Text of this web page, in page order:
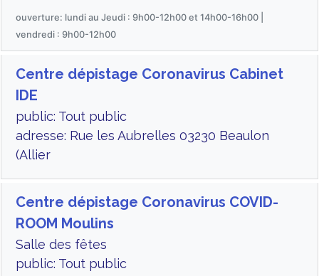
ouverture: lundi au Jeudi : 9h00-12h00 et 14h00-16h00 |
vendredi : 9h00-12h00
Centre dépistage Coronavirus Cabinet
IDE
public: Tout public
adresse: Rue les Aubrelles 03230 Beaulon
(Allier
Centre dépistage Coronavirus COVID-
ROOM Moulins
Salle des fêtes
public: Tout public